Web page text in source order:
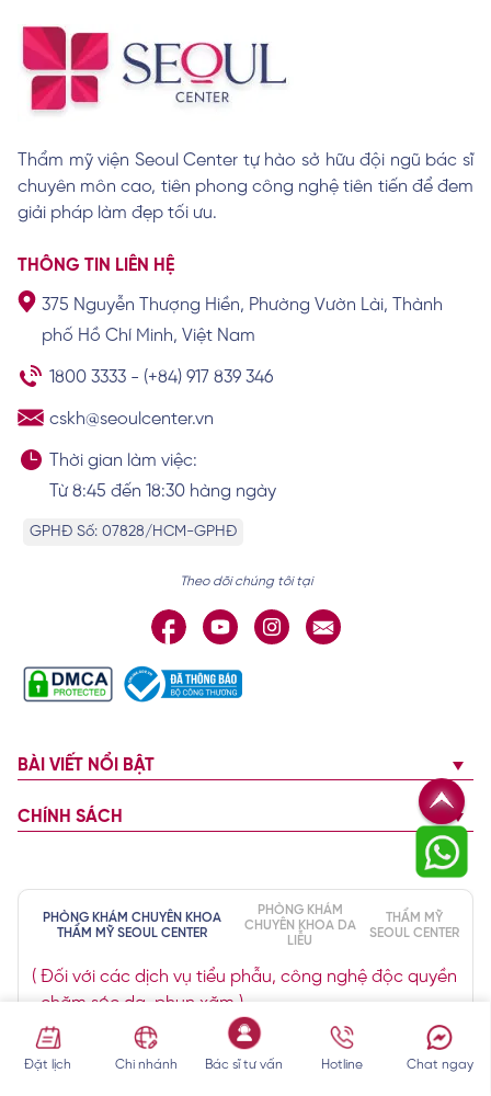
Sau khi triệt lông nách có được nhổ
không? Lưu ý cần biết
Xem chi tiết
Tại sao lông tay màu trắng xuất hiện? Có
ý nghĩa gì?
Lông mọc ở tai điềm báo tốt hay xấu? Về
vận mệnh và tiền tài
Thẩm mỹ viện Seoul Center tự hào sở hữu đội ngũ bác sĩ
chuyên môn cao, tiên phong công nghệ tiên tiến để đem
giải pháp làm đẹp tối ưu.
THÔNG TIN LIÊN HỆ
375 Nguyễn Thượng Hiền, Phường Vườn Lài, Thành
phố Hồ Chí Minh, Việt Nam
1800 3333 - (+84) 917 839 346
cskh@seoulcenter.vn
Thời gian làm việc:
Từ 8:45 đến 18:30 hàng ngày
GPHĐ Số: 07828/HCM-GPHĐ
Theo dõi chúng tôi tại
BÀI VIẾT NỔI BẬT
CHÍNH SÁCH
PHÒNG KHÁM CHUYÊN KHOA
THẨM MỸ SEOUL CENTER
PHÒNG KHÁM
CHUYÊN KHOA DA
LIỄU
THẨM MỸ
SEOUL CENTER
( Đối với các dịch vụ tiểu phẫu, công nghệ độc quyền
, chăm sóc da, phun xăm )
Đặt lịch Chi nhánh Bác sĩ tư vấn Hotline Chat ngay